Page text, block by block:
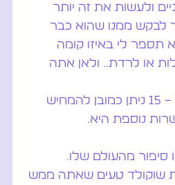
ולעשות את זה יותר
לבקש ממנו שהוא כבר
תספר לי באיזו קומה
או לרדת.. ולאן אתה
בתרגילי המרה כמו 9 – 15 ניתן כמובן להמחיש
נוספת היא…
סיפור מהעולם שלו.
שוקולד טעים שאתה ממש